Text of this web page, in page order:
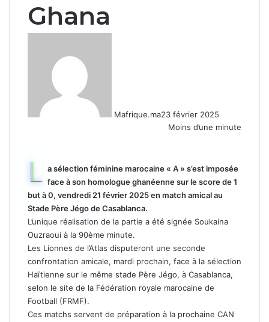
Ghana
Mafrique.ma23 février 2025
Moins d’une minute
L a sélection féminine marocaine « A » s’est imposée
face à son homologue ghanéenne sur le score de 1
but à 0, vendredi 21 février 2025 en match amical au
Stade Père Jégo de Casablanca.
L’unique réalisation de la partie a été signée Soukaina
Ouzraoui à la 90ème minute.
Les Lionnes de l’Atlas disputeront une seconde
confrontation amicale, mardi prochain, face à la sélection
Haïtienne sur le même stade Père Jégo, à Casablanca,
selon le site de la Fédération royale marocaine de
Football (FRMF).
Ces matchs servent de préparation à la prochaine CAN